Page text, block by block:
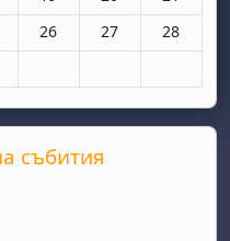
юни
23 юни
сряда, 24 юни
събития, четвъртък, 25 юни
Няма събития, петък, 26
26 Няма събития,
27 Няма
28
юни30 юни
събития
събития